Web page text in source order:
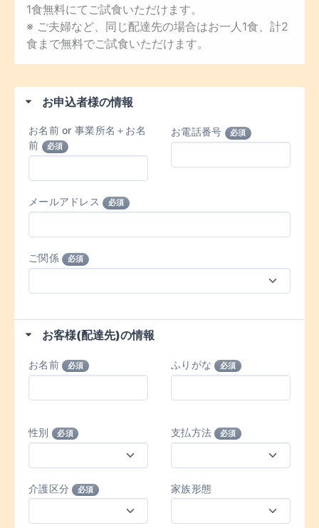
1食無料にてご試食いただけます。
※ ご夫婦など、同じ配達先の場合はお一人1食、計2
食まで無料でご試食いただけます。
お申込者様の情報
お名前 or 事業所名＋お名
前
必須
お電話番号 必須
メールアドレス 必須
ご関係 必須
お客様(配達先)の情報
お名前 必須 ふりがな 必須
性別 必須 支払方法 必須
介護区分 必須 家族形態